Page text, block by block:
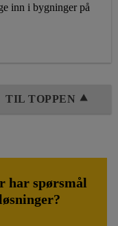
inn i bygninger på
TIL TOPPEN ⯅
har spørsmål